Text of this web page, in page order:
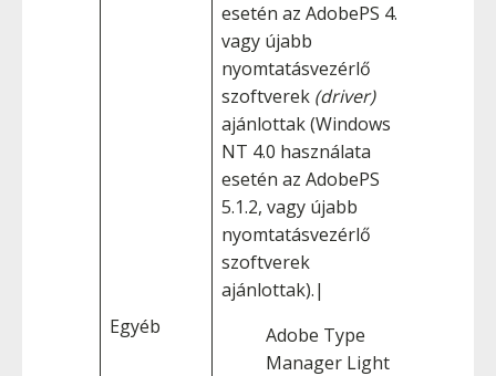
Egyéb
esetén az AdobePS 4.3
vagy újabb
nyomtatásvezérlő
szoftverek (driver)
ajánlottak (Windows
NT 4.0 használata
esetén az AdobePS
5.1.2, vagy újabb
nyomtatásvezérlő
szoftverek
ajánlottak).|
Adobe Type
Manager Light